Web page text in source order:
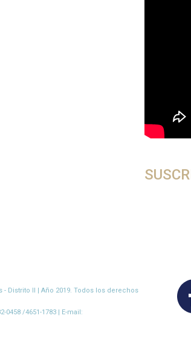
Distrito II | Año 2019. Todos los derechos
0458 /4651-1783 | E-mail: